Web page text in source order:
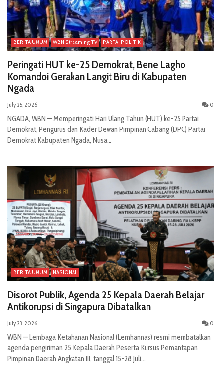
BERITA UMUM WBN Streaming TV PARTAI POLITIK
Peringati HUT ke-25 Demokrat, Bene Lagho
Komandoi Gerakan Langit Biru di Kabupaten
Ngada
July 25, 2026 0
NGADA, WBN — Memperingati Hari Ulang Tahun (HUT) ke-25 Partai
Demokrat, Pengurus dan Kader Dewan Pimpinan Cabang (DPC) Partai
Demokrat Kabupaten Ngada, Nusa...
BERITA UMUM NASIONAL
Disorot Publik, Agenda 25 Kepala Daerah Belajar
Antikorupsi di Singapura Dibatalkan
July 23, 2026 0
WBN — Lembaga Ketahanan Nasional (Lemhannas) resmi membatalkan
agenda pengiriman 25 Kepala Daerah Peserta Kursus Pemantapan
Pimpinan Daerah Angkatan III, tanggal 15-28 Juli...